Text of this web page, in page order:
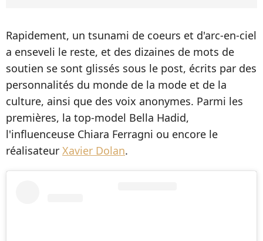
Rapidement, un tsunami de coeurs et d'arc-en-ciel
a enseveli le reste, et des dizaines de mots de
soutien se sont glissés sous le post, écrits par des
personnalités du monde de la mode et de la
culture, ainsi que des voix anonymes. Parmi les
premières, la top-model Bella Hadid,
l'influenceuse Chiara Ferragni ou encore le
réalisateur Xavier Dolan.